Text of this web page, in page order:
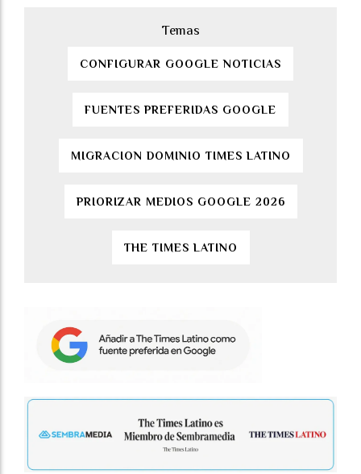
CONFIGURAR GOOGLE NOTICIAS
FUENTES PREFERIDAS GOOGLE
MIGRACION DOMINIO TIMES LATINO
PRIORIZAR MEDIOS GOOGLE 2026
THE TIMES LATINO